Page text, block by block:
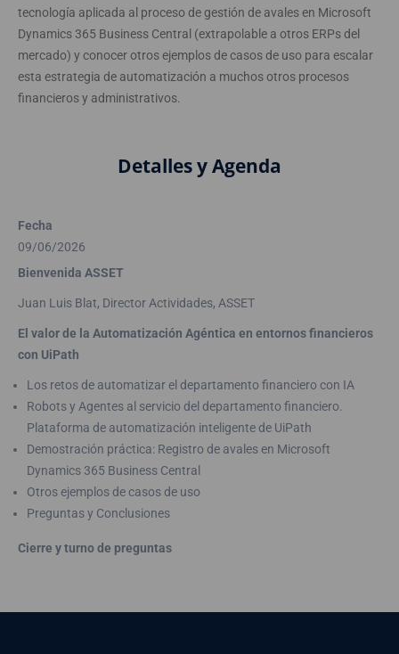
tecnología aplicada al proceso de gestión de avales en Microsoft
Dynamics 365 Business Central (extrapolable a otros ERPs del
mercado) y conocer otros ejemplos de casos de uso para escalar
esta estrategia de automatización a muchos otros procesos
financieros y administrativos.
Detalles y Agenda
Fecha
09/06/2026
Bienvenida ASSET
Juan Luis Blat, Director Actividades, ASSET
El valor de la Automatización Agéntica en entornos financieros
con UiPath
Los retos de automatizar el departamento financiero con IA
Robots y Agentes al servicio del departamento financiero.
Plataforma de automatización inteligente de UiPath
Demostración práctica: Registro de avales en Microsoft
Dynamics 365 Business Central
Otros ejemplos de casos de uso
Preguntas y Conclusiones
Cierre y turno de preguntas